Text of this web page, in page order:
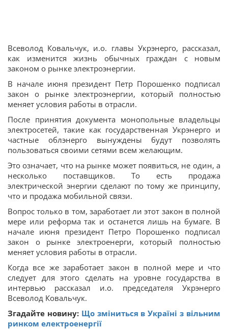
Всеволод Ковальчук, и.о. главы Укрэнерго, рассказал,
как изменится жизнь обычных граждан с новым
законом о рынке электроэнергии.
В начале июня президент Петр Порошенко подписал
закон о рынке электроэнергии, который полностью
меняет условия работы в отрасли.
После принятия документа монопольные владельцы
электросетей, такие как государственная Укрэнерго и
частные облэнерго вынуждены будут позволять
пользоваться своими сетями всем желающим.
Это означает, что на рынке может появиться, не один, а
несколько поставщиков. То есть продажа
электрической энергии сделают по тому же принципу,
что и продажа мобильной связи.
Вопрос только в том, заработает ли этот закон в полной
мере или реформа так и останется лишь на бумаге. В
начале июня президент Петро Порошенко подписал
закон о рынке электроенерги, который полностью
меняет условия работы в отрасли.
Когда все же заработает закон в полной мере и что
следует для этого сделать на уровне государства в
интервью рассказал и.о. председателя Укрэнерго
Всеволод Ковальчук.
Згадайте новину: Що зміниться в Україні з вільним
ринком електроенергії